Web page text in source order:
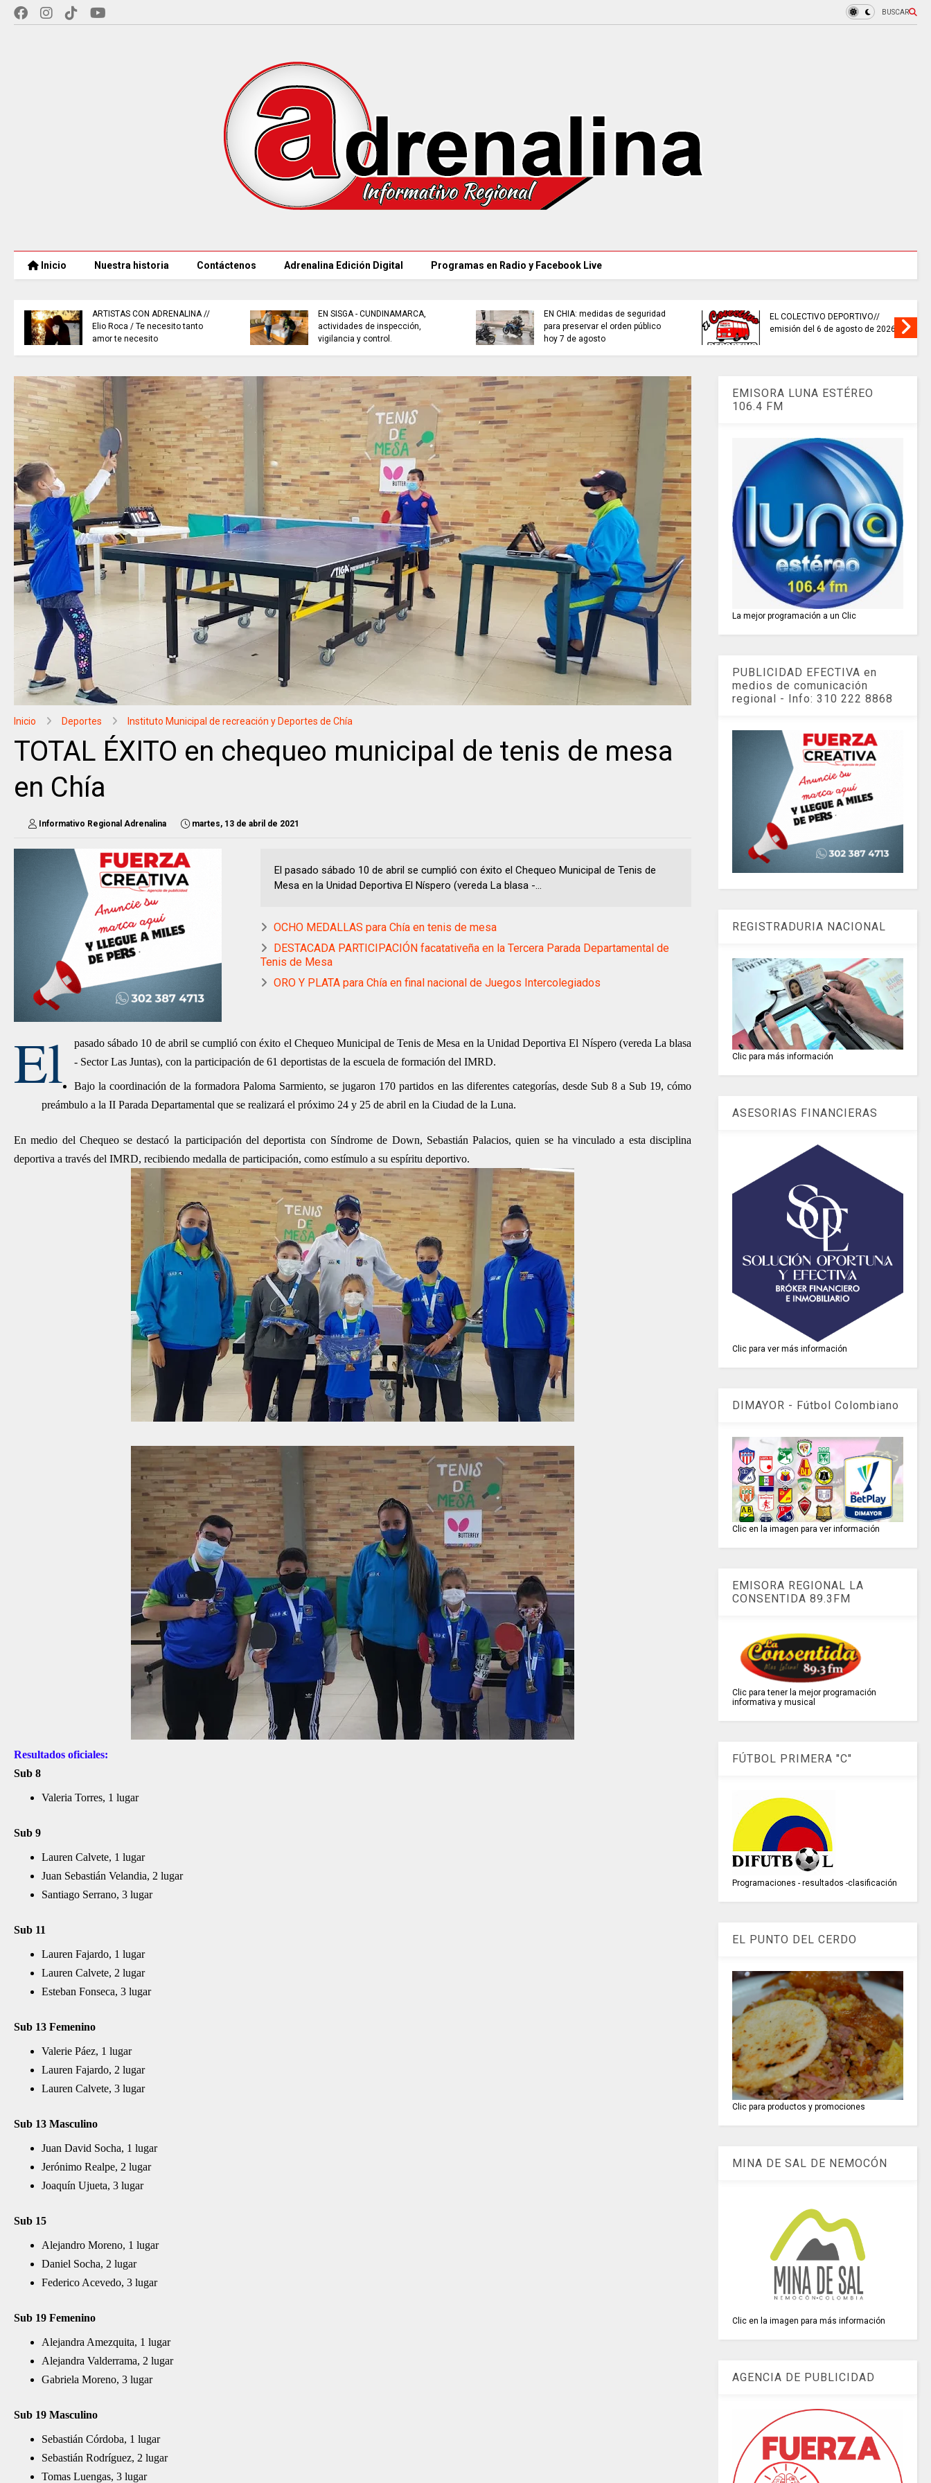
BUSCAR
Inicio Nuestra historia Contáctenos Adrenalina Edición Digital Programas en Radio y Facebook Live
ARTISTAS CON ADRENALINA //
Elio Roca / Te necesito tanto
amor te necesito
EN SISGA - CUNDINAMARCA,
actividades de inspección,
vigilancia y control.
EN CHÍA: medidas de seguridad
para preservar el orden público
hoy 7 de agosto
EL COLECTIVO DEPORTIVO//
emisión del 6 de agosto de 2026
Inicio Deportes Instituto Municipal de recreación y Deportes de Chía
TOTAL ÉXITO en chequeo municipal de tenis de mesa
en Chía
Informativo Regional Adrenalina martes, 13 de abril de 2021
El pasado sábado 10 de abril se cumplió con éxito el Chequeo Municipal de Tenis de
Mesa en la Unidad Deportiva El Níspero (vereda La blasa -...
OCHO MEDALLAS para Chía en tenis de mesa
DESTACADA PARTICIPACIÓN facatativeña en la Tercera Parada Departamental de
Tenis de Mesa
ORO Y PLATA para Chía en final nacional de Juegos Intercolegiados
El
pasado sábado 10 de abril se cumplió con éxito el Chequeo Municipal de Tenis de Mesa en la Unidad Deportiva El Níspero (vereda La blasa
- Sector Las Juntas), con la participación de 61 deportistas de la escuela de formación del IMRD.
Bajo la coordinación de la formadora Paloma Sarmiento, se jugaron 170 partidos en las diferentes categorías, desde Sub 8 a Sub 19, cómo
preámbulo a la II Parada Departamental que se realizará el próximo 24 y 25 de abril en la Ciudad de la Luna.
En medio del Chequeo se destacó la participación del deportista con Síndrome de Down, Sebastián Palacios, quien se ha vinculado a esta disciplina
deportiva a través del IMRD, recibiendo medalla de participación, como estímulo a su espíritu deportivo.
Resultados oficiales:
Sub 8
Valeria Torres, 1 lugar
Sub 9
Lauren Calvete, 1 lugar
Juan Sebastián Velandia, 2 lugar
Santiago Serrano, 3 lugar
Sub 11
Lauren Fajardo, 1 lugar
Lauren Calvete, 2 lugar
Esteban Fonseca, 3 lugar
Sub 13 Femenino
Valerie Páez, 1 lugar
Lauren Fajardo, 2 lugar
Lauren Calvete, 3 lugar
Sub 13 Masculino
Juan David Socha, 1 lugar
Jerónimo Realpe, 2 lugar
Joaquín Ujueta, 3 lugar
Sub 15
Alejandro Moreno, 1 lugar
Daniel Socha, 2 lugar
Federico Acevedo, 3 lugar
Sub 19 Femenino
Alejandra Amezquita, 1 lugar
Alejandra Valderrama, 2 lugar
Gabriela Moreno, 3 lugar
Sub 19 Masculino
Sebastián Córdoba, 1 lugar
Sebastián Rodríguez, 2 lugar
Tomas Luengas, 3 lugar
EMISORA LUNA ESTÉREO
106.4 FM
La mejor programación a un Clic
PUBLICIDAD EFECTIVA en
medios de comunicación
regional - Info: 310 222 8868
REGISTRADURIA NACIONAL
Clic para más información
ASESORIAS FINANCIERAS
Clic para ver más información
DIMAYOR - Fútbol Colombiano
Clic en la imagen para ver información
EMISORA REGIONAL LA
CONSENTIDA 89.3FM
Clic para tener la mejor programación
informativa y musical
FÚTBOL PRIMERA "C"
Programaciones - resultados -clasificación
EL PUNTO DEL CERDO
Clic para productos y promociones
MINA DE SAL DE NEMOCÓN
Clic en la imagen para más información
AGENCIA DE PUBLICIDAD